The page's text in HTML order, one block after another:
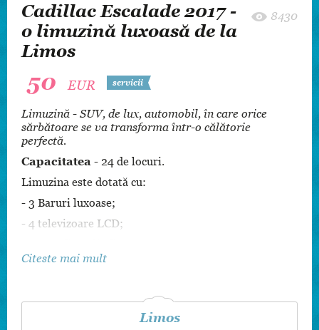
Cadillac Escalade 2017 -
o limuzină luxoasă de la
Limos
8430
50 EUR servicii
Limuzină - SUV, de lux, automobil, în care orice
sărbătoare se va transforma într-o călătorie
perfectă.
Capacitatea - 24 de locuri.
Limuzina este dotată cu:
- 3 Baruri luxoase;
- 4 televizoare LCD;
- Iluminare cu efecte speciale;
Șampania - CADOU!De asemenea, la închirierea
limuzinei pentru 4 ore și mai mult vă
Citeste mai mult
Limos